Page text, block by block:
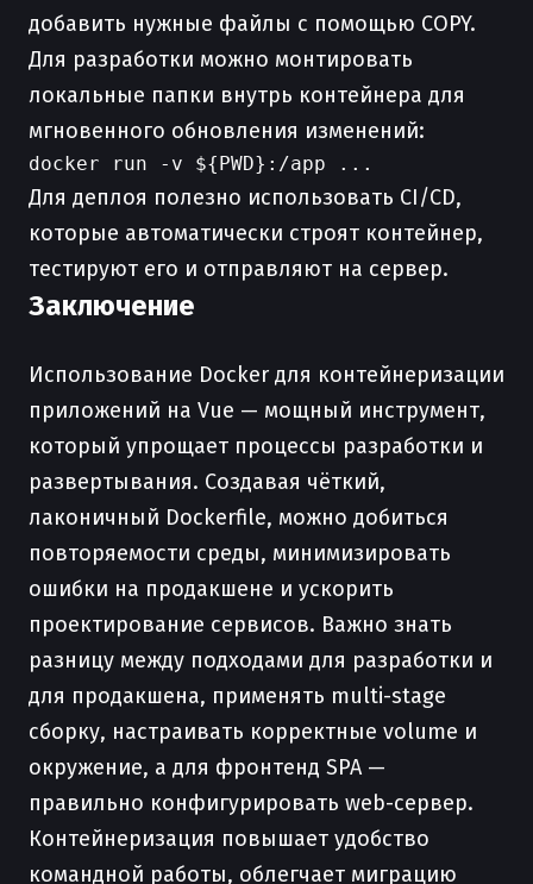
добавить нужные файлы с помощью COPY.
Для разработки можно монтировать
локальные папки внутрь контейнера для
мгновенного обновления изменений:
Для деплоя полезно использовать CI/CD,
которые автоматически строят контейнер,
тестируют его и отправляют на сервер.
Заключение
Использование Docker для контейнеризации
приложений на Vue — мощный инструмент,
который упрощает процессы разработки и
развертывания. Создавая чёткий,
лаконичный Dockerfile, можно добиться
повторяемости среды, минимизировать
ошибки на продакшене и ускорить
проектирование сервисов. Важно знать
разницу между подходами для разработки и
для продакшена, применять multi-stage
сборку, настраивать корректные volume и
окружение, а для фронтенд SPA —
правильно конфигурировать web-сервер.
Контейнеризация повышает удобство
командной работы, облегчает миграцию